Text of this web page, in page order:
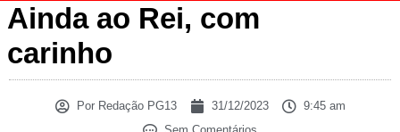
Ainda ao Rei, com
carinho
PorRedação PG13 31/12/2023
9:45 am